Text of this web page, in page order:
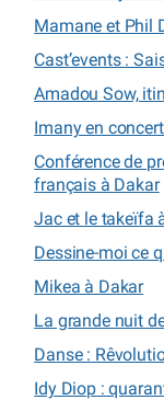
Mamane et Phil
Cast’events :
Amadou Sow,
Imany en
Conférence de
français à Dakar
Jac et le takeïfa
Dessine-moi ce
Mikea à Dakar
La grande nuit
Danse :
Idy Diop :